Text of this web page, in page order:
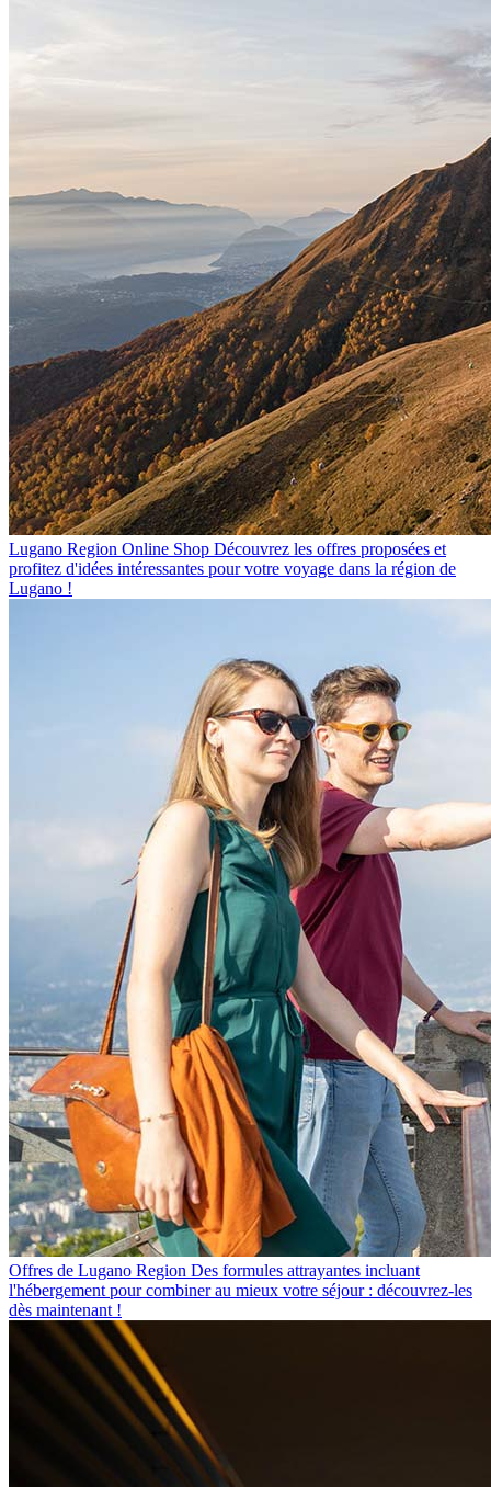
Lugano Region Online Shop Découvrez les offres proposées et
profitez d'idées intéressantes pour votre voyage dans la région de
Lugano !
Offres de Lugano Region Des formules attrayantes incluant
l'hébergement pour combiner au mieux votre séjour : découvrez-les
dès maintenant !